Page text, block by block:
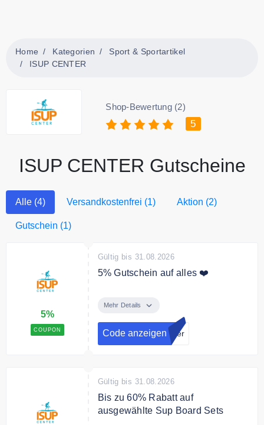
Home Kategorien
Sport & Sportartikel
ISUP CENTER
Shop-Bewertung (2)
5
ISUP CENTER Gutscheine
Alle (4) Versandkostenfrei (1) Aktion (2)
Gutschein (1)
5%
COUPON
Gültig bis 31.08.2026
5% Gutschein auf alles ❤️
Newsletter an und sichere Dir 5%
Rabatt auf Deine Bestellung.
Mehr Details
Code anzeigen nter
Gültig bis 31.08.2026
Bis zu 60% Rabatt auf
ausgewählte Sup Board Sets